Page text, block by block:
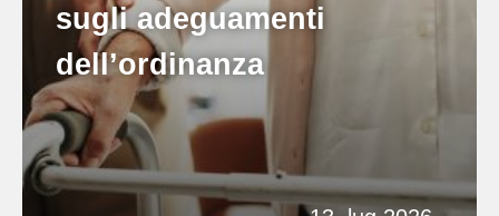
sugli adeguamenti
dell’ordinanza